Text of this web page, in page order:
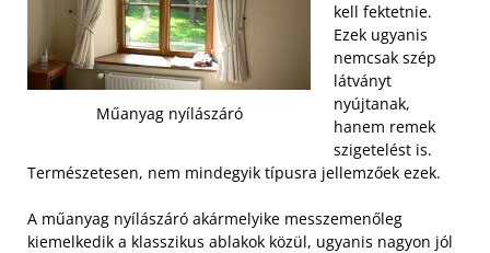
Műanyag nyílászáró
kell fektetnie.
Ezek ugyanis
nemcsak szép
látványt
nyújtanak,
hanem remek
szigetelést is.
Természetesen, nem mindegyik típusra jellemzőek ezek.
A műanyag nyílászáró akármelyike messzemenőleg
kiemelkedik a klasszikus ablakok közül, ugyanis nagyon jól